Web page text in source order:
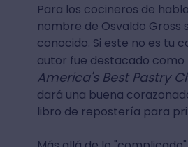
Para los cocineros de
nombre de Osvaldo Gross
conocido. Si este no es tu
autor fue destacado como
America's Best Pastry
dará una buena
libro de repostería para